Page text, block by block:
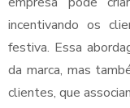
incentivando os
festiva. Essa
da marca, mas
clientes, que